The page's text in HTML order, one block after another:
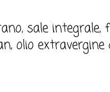
sale integrale,
olio extravergine